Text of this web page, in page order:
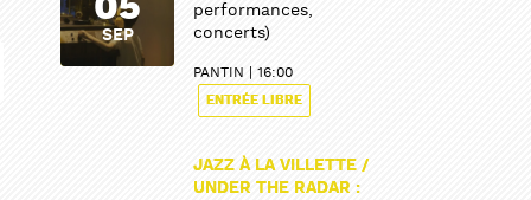
SEP
performances,
concerts)
PANTIN 16:00
ENTRÉE LIBRE
JAZZ À LA VILLETTE /
UNDER THE RADAR :